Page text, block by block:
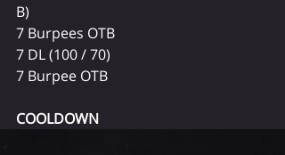
B)
7 Burpees OTB
7 DL (100 / 70)
7 Burpee OTB
COOLDOWN